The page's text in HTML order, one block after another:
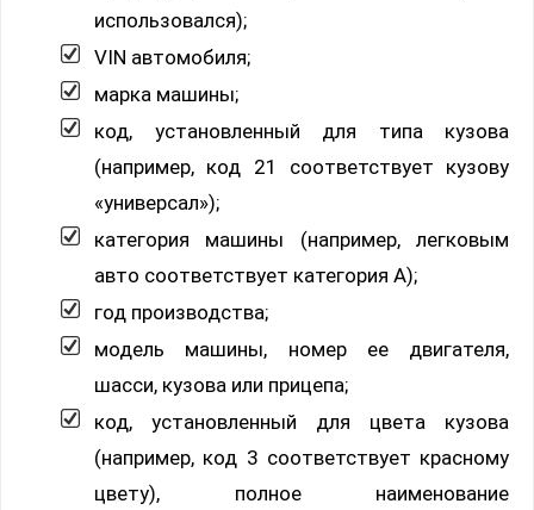
использовался);
VIN автомобиля;
марка машины;
код, установленный для типа кузова
(например, код 21 соответствует кузову
«универсал»);
категория машины (например, легковым
авто соответствует категория A);
год производства;
модель машины, номер ее двигателя,
шасси, кузова или прицепа;
код, установленный для цвета кузова
(например, код 3 соответствует красному
цвету), полное наименование